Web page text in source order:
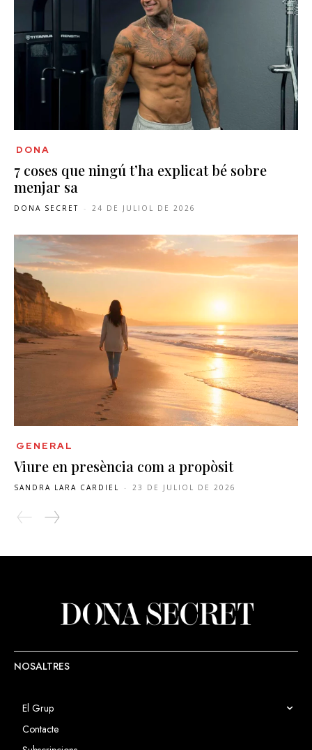
DONA
7 coses que ningú t’ha explicat bé sobre
menjar sa
DONA SECRET - 24 DE JULIOL DE 2026
GENERAL
Viure en presència com a propòsit
SANDRA LARA CARDIEL - 23 DE JULIOL DE 2026
NOSALTRES
El Grup
Contacte